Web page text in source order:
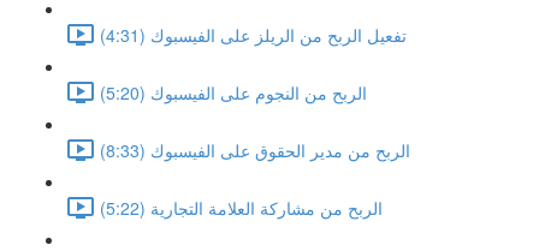
تفعيل الربح من الريلز على الفيسبوك (4:31)
الربح من النجوم على الفيسبوك (5:20)
الربح من مدير الحقوق على الفيسبوك (8:33)
الربح من مشاركة العلامة التجارية (5:22)